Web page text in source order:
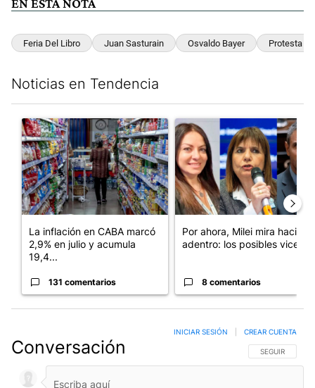
EN ESTA NOTA
Feria Del Libro Juan Sasturain Osvaldo Bayer Protesta
Noticias en Tendencia
Un artículo de tendencia con el título "La inflación en CABA
La inflación en CABA marcó
2,9% en julio y acumula
19,4...
131 comentarios
Un artículo de tendencia con
Por ahora, Milei mira hacia
adentro: los posibles vices...
8 comentarios
Conversación SIGA ESTA
SEGUIR
INICIAR SESIÓN CREAR CUENTA